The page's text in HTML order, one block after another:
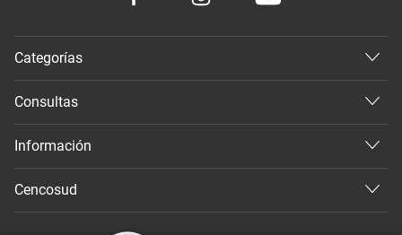
Categorías
Consultas
Información
Cencosud